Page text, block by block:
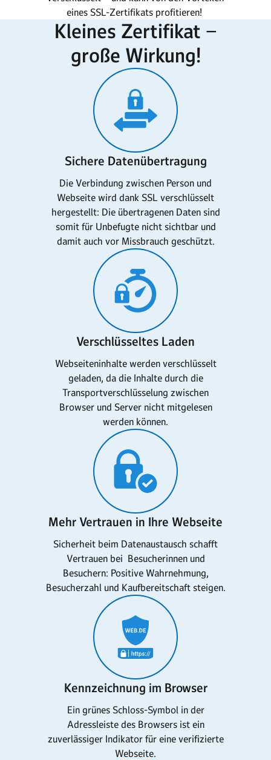
eines SSL-Zertifikats profitieren!
Kleines Zertifikat −
große Wirkung!
Sichere Datenübertragung
Die Verbindung zwischen Person und
Webseite wird dank SSL verschlüsselt
hergestellt: Die übertragenen Daten sind
somit für Unbefugte nicht sichtbar und
damit auch vor Missbrauch geschützt.
Verschlüsseltes Laden
Webseiteninhalte werden verschlüsselt
geladen, da die Inhalte durch die
Transportverschlüsselung zwischen
Browser und Server nicht mitgelesen
werden können.
Mehr Vertrauen in Ihre Webseite
Sicherheit beim Datenaustausch schafft
Vertrauen bei Besucherinnen und
Besuchern: Positive Wahrnehmung,
Besucherzahl und Kaufbereitschaft steigen.
Kennzeichnung im Browser
Ein grünes Schloss-Symbol in der
Adressleiste des Browsers ist ein
zuverlässiger Indikator für eine verifizierte
Webseite.